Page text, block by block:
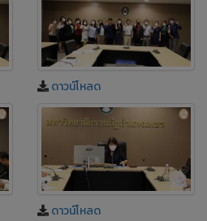
ดาวน์โหลด
ดาวน์โหลด